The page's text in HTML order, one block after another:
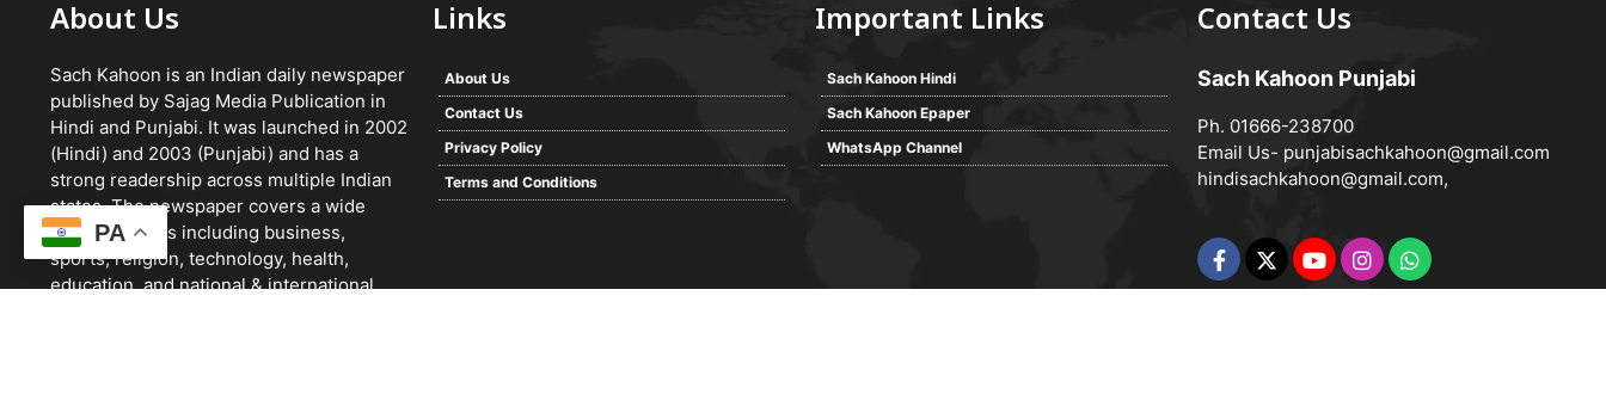
About Us
Sach Kahoon is an Indian daily newspaper
published by Sajag Media Publication in
Hindi and Punjabi. It was launched in 2002
(Hindi) and 2003 (Punjabi) and has a
strong readership across multiple Indian
states. The newspaper covers a wide
range of topics including business,
sports, religion, technology, health,
education, and national & international
Links
About Us
Contact Us
Privacy Policy
Terms and Conditions
Important Links
Sach Kahoon Hindi
Sach Kahoon Epaper
WhatsApp Channel
Contact Us
Sach Kahoon Punjabi
Ph. 01666-238700
Email Us- punjabisachkahoon@gmail.com
hindisachkahoon@gmail.com,
PA